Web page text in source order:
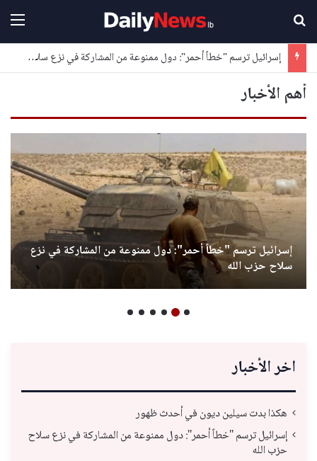
إسرائيل ترسم "خطاً أحمر": دول ممنوعة من المشاركة في نزع سلاح حزب الله
أهم الأخبار
إسرائيل ترسم "خطاً أحمر": دول ممنوعة من المشاركة في نزع
سلاح حزب الله
اخر الأخبار
هكذا بدت سيلين ديون في أحدث ظهور
إسرائيل ترسم "خطاً أحمر": دول ممنوعة من المشاركة في نزع سلاح
حزب الله